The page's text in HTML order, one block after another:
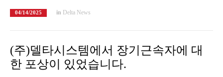
04/14/2025 in Delta News
(주)델타시스템에서 장기근속자에 대
한 포상이 있었습니다.